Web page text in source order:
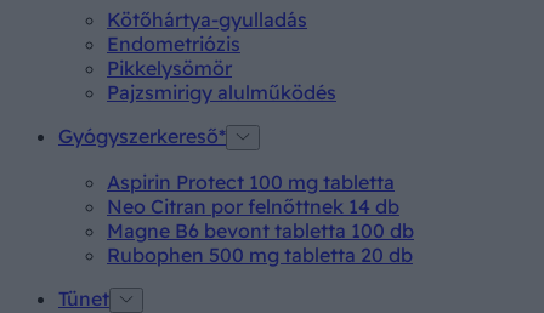
Kötőhártya-gyulladás
Endometriózis
Pikkelysömör
Pajzsmirigy alulműködés
Gyógyszerkereső*
Aspirin Protect 100 mg tabletta
Neo Citran por felnőttnek 14 db
Magne B6 bevont tabletta 100 db
Rubophen 500 mg tabletta 20 db
Tünet